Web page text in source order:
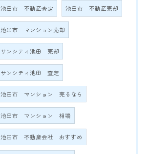
池田市 不動産査定 池田市 不動産売却
池田市 マンション売却
サンシティ池田 売却
サンシティ池田 査定
池田市 マンション 売るなら
池田市 マンション 相場
池田市 不動産会社 おすすめ